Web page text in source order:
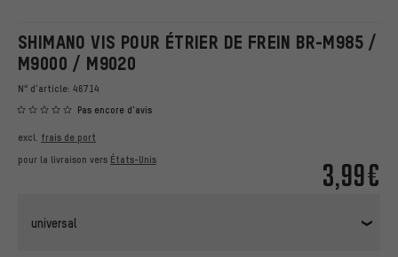
SHIMANO VIS POUR ÉTRIER DE FREIN BR-M985 /
M9000 / M9020
N° d'article: 46714
Pas encore d'avis
3,99€
excl. frais de port
pour la livraison vers États-Unis
universal